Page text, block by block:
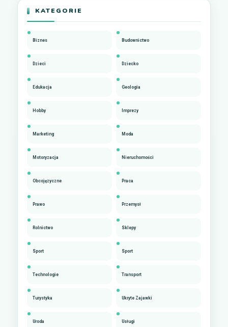
KATEGORIE
Biznes Budownictwo
Dzieci Dziecko
Edukacja Geologia
Hobby Imprezy
Marketing Moda
Motoryzacja Nieruchomości
Obcojęzyczne Praca
Prawo Przemysł
Rolnictwo Sklepy
Sport Sport
Technologie Transport
Turystyka Ukryte Zajawki
Uroda Usługi